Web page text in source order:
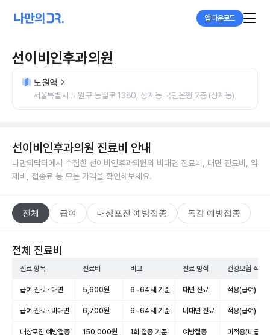
앱 다운로드
선이비인후과의원
노원역
서울특별시 노원구 동일로 1380, 상계동 국민은행 2층 (상계동)
선이비인후과의원 진료비 안내
나만의닥터에서 수집한 선이비인후과의원의 비대면 진료비, 대면 진료비, 약
제비, 접종료 등 모든 가격을 확인해보세요.
전체 급여 대상포진 예방접종 독감 예방접종
전체 진료비
진료 항목 진료비 비고 진료 방식 건강보험 적용
급여 진료 · 대면 5,600원 6~64세 기준 대면 진료 적용(급여)
급여 진료 · 비대면 6,700원 6~64세 기준 비대면 진료 적용(급여)
대상포진 예방접종 150,000원 1회 접종 기준 예방접종 미적용(비급여)